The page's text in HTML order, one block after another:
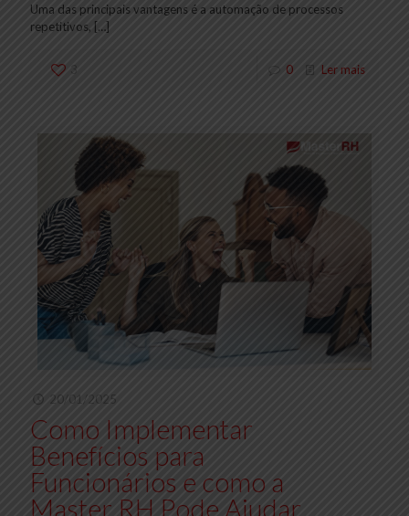
Uma das principais vantagens é a automação de processos
repetitivos, […]
3 0 Ler mais
20/01/2025
Como Implementar
Benefícios para
Funcionários e como a
Master RH Pode Ajudar